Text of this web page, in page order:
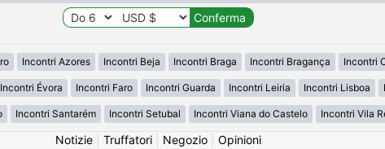
Incontri Azores Incontri Beja Incontri Braga Incontri Bragança Incontri
Incontri Évora Incontri Faro Incontri Guarda Incontri Leiria Incontri Lisboa
Incontri Santarém Incontri Setubal Incontri Viana do Castelo Incontri Vila
Notizie| Truffatori| Negozio| Opinioni